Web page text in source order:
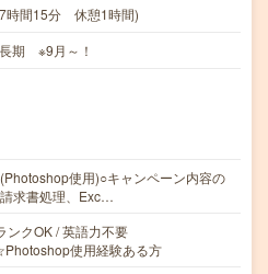
時間15分 休憩1時間)
期 ※9月～！
使用)○キャンペーン内容の
求書処理、Exc…
ンクOK / 英語力不要
使用経験ある方